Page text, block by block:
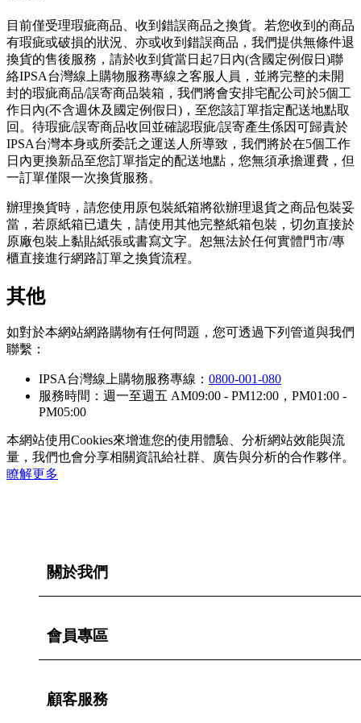
目前僅受理瑕疵商品、收到錯誤商品之換貨。若您收到的商品
有瑕疵或破損的狀況、亦或收到錯誤商品，我們提供無條件退
換貨的售後服務，請於收到貨當日起7日內(含國定例假日)聯
絡IPSA台灣線上購物服務專線之客服人員，並將完整的未開
封的瑕疵商品/誤寄商品裝箱，我們將會安排宅配公司於5個工
作日內(不含週休及國定例假日)，至您該訂單指定配送地點取
回。待瑕疵/誤寄商品收回並確認瑕疵/誤寄產生係因可歸責於
IPSA台灣本身或所委託之運送人所導致，我們將於在5個工作
日內更換新品至您訂單指定的配送地點，您無須承擔運費，但
一訂單僅限一次換貨服務。
辦理換貨時，請您使用原包裝紙箱將欲辦理退貨之商品包裝妥
當，若原紙箱已遺失，請使用其他完整紙箱包裝，切勿直接於
原廠包裝上黏貼紙張或書寫文字。恕無法於任何實體門市/專
櫃直接進行網路訂單之換貨流程。
其他
如對於本網站網路購物有任何問題，您可透過下列管道與我們
聯繫：
IPSA台灣線上購物服務專線： 0800-001-080
服務時間：週一至週五 AM09:00 - PM12:00，PM01:00 -
PM05:00
本網站使用Cookies來增進您的使用體驗、分析網站效能與流
量，我們也會分享相關資訊給社群、廣告與分析的合作夥伴。
瞭解更多
關於我們
會員專區
顧客服務